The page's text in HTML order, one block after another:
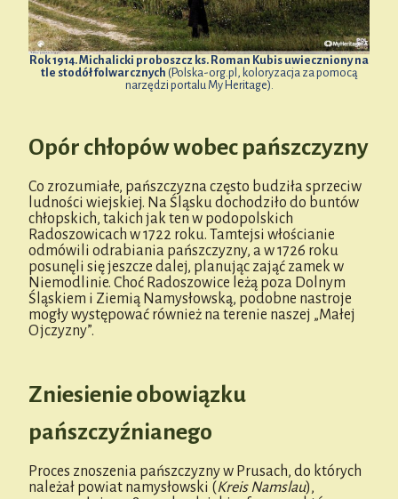
Rok 1914. Michalicki proboszcz ks. Roman Kubis uwieczniony na
tle stodół folwarcznych (Polska-org.pl, koloryzacja za pomocą
narzędzi portalu My Heritage).
Opór chłopów wobec pańszczyzny
Co zrozumiałe, pańszczyzna często budziła sprzeciw
ludności wiejskiej. Na Śląsku dochodziło do buntów
chłopskich, takich jak ten w podopolskich
Radoszowicach w 1722 roku. Tamtejsi włościanie
odmówili odrabiania pańszczyzny, a w 1726 roku
posunęli się jeszcze dalej, planując zająć zamek w
Niemodlinie. Choć Radoszowice leżą poza Dolnym
Śląskiem i Ziemią Namysłowską, podobne nastroje
mogły występować również na terenie naszej „Małej
Ojczyzny”.
Zniesienie obowiązku
pańszczyźnianego
Proces znoszenia pańszczyzny w Prusach, do których
należał powiat namysłowski (Kreis Namslau),